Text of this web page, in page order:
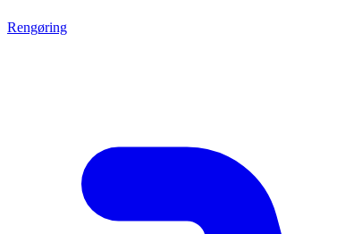
Rengøring